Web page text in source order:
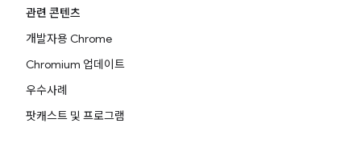
관련 콘텐츠
개발자용 Chrome
Chromium 업데이트
우수사례
팟캐스트 및 프로그램